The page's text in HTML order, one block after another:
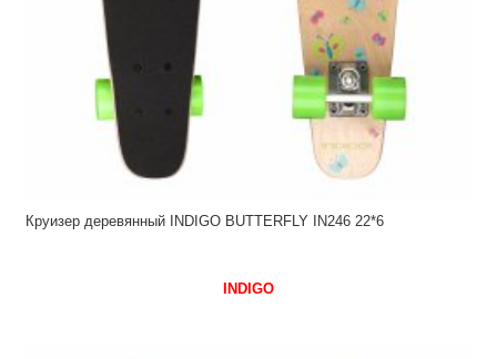
Круизер деревянный INDIGO BUTTERFLY IN246 22*6
INDIGO